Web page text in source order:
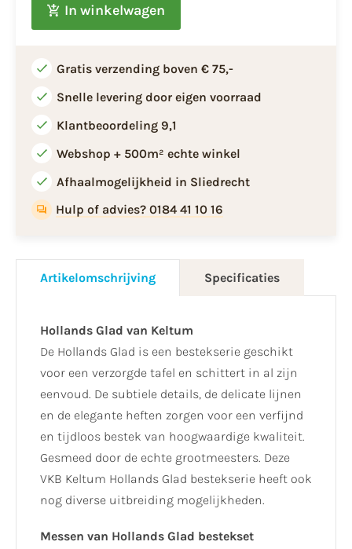
In winkelwagen
Gratis verzending boven € 75,-
Snelle levering door eigen voorraad
Klantbeoordeling 9,1
Webshop + 500m² echte winkel
Afhaalmogelijkheid in Sliedrecht
Hulp of advies? 0184 41 10 16
Artikelomschrijving Specificaties
Hollands Glad van Keltum
De Hollands Glad is een bestekserie geschikt
voor een verzorgde tafel en schittert in al zijn
eenvoud. De subtiele details, de delicate lijnen
en de elegante heften zorgen voor een verfijnd
en tijdloos bestek van hoogwaardige kwaliteit.
Gesmeed door de echte grootmeesters. Deze
VKB Keltum Hollands Glad bestekserie heeft ook
nog diverse uitbreiding mogelijkheden.
Messen van Hollands Glad bestekset